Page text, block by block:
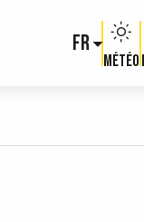
FR
Météo